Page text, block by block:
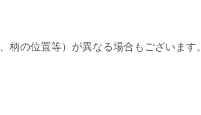
の位置等）が異なる場合もございます。